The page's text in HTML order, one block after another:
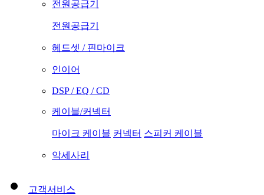
전원공급기
전원공급기
헤드셋 / 핀마이크
인이어
DSP / EQ / CD
케이블/커넥터
마이크 케이블 커넥터 스피커 케이블
악세사리
고객서비스